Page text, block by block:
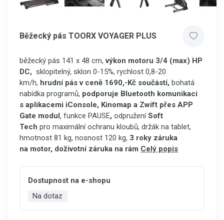
Běžecký pás TOORX VOYAGER PLUS
běžecký pás 141 x 48 cm, výkon motoru 3/4 (max) HP
DC, sklopitelný, sklon 0-15%, rychlost 0,8-20
km/h, hrudní pás v ceně 1690,-Kč součástí, bohatá
nabídka programů, podporuje Bluetooth komunikaci
s aplikacemi iConsole, Kinomap a Zwift přes APP
Gate modul, funkce PAUSE, odpruženíSoft
Tech pro maximální ochranu kloubů, držák na tablet,
hmotnost 81 kg, nosnost 120 kg, 3 roky záruka
na motor, doživotní záruka na rám Celý popis
Dostupnost na e-shopu
Na dotaz